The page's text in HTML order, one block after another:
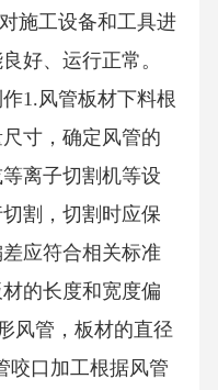
施工设备和工具进
好、运行正常。
1.风管板材下料根
寸，确定风管的
离子切割机等设
割，切割时应保
应符合相关标准
的长度和宽度偏
风管，板材的直径
咬口加工根据风管